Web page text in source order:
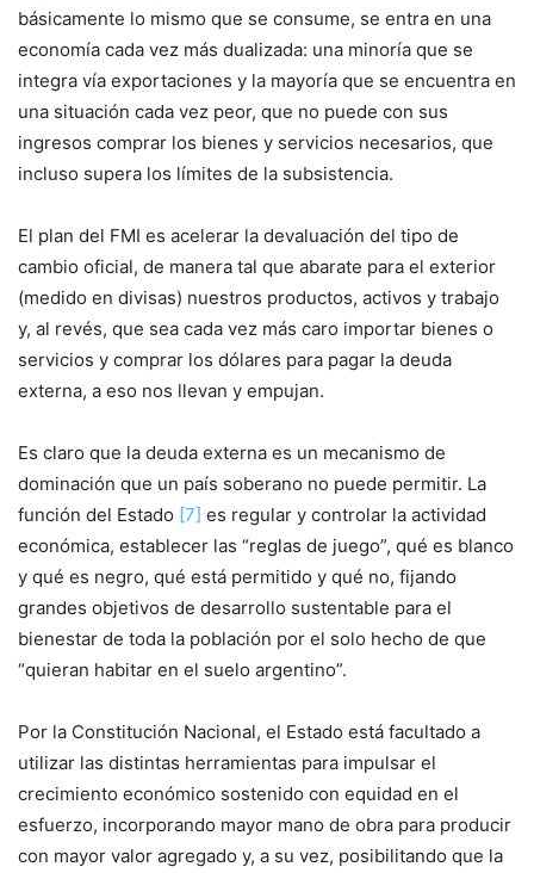
básicamente lo mismo que se consume, se entra en una
economía cada vez más dualizada: una minoría que se
integra vía exportaciones y la mayoría que se encuentra en
una situación cada vez peor, que no puede con sus
ingresos comprar los bienes y servicios necesarios, que
incluso supera los límites de la subsistencia.
El plan del FMI es acelerar la devaluación del tipo de
cambio oficial, de manera tal que abarate para el exterior
(medido en divisas) nuestros productos, activos y trabajo
y, al revés, que sea cada vez más caro importar bienes o
servicios y comprar los dólares para pagar la deuda
externa, a eso nos llevan y empujan.
Es claro que la deuda externa es un mecanismo de
dominación que un país soberano no puede permitir. La
función del Estado [7] es regular y controlar la actividad
económica, establecer las “reglas de juego”, qué es blanco
y qué es negro, qué está permitido y qué no, fijando
grandes objetivos de desarrollo sustentable para el
bienestar de toda la población por el solo hecho de que
“quieran habitar en el suelo argentino”.
Por la Constitución Nacional, el Estado está facultado a
utilizar las distintas herramientas para impulsar el
crecimiento económico sostenido con equidad en el
esfuerzo, incorporando mayor mano de obra para producir
con mayor valor agregado y, a su vez, posibilitando que la